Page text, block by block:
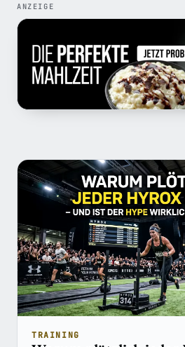
ANZEIGE
Beiträge in
TRAINING